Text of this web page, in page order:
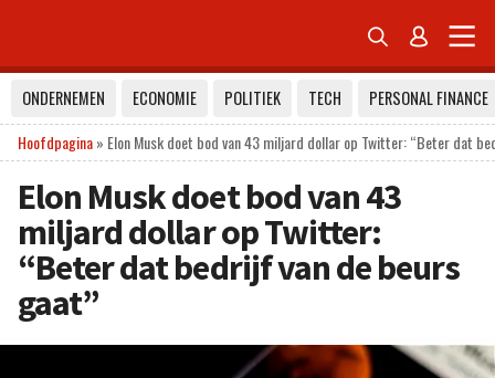
 
ONDERNEMEN ECONOMIE POLITIEK TECH
PERSONAL FINANCE
Hoofdpagina» Elon Musk doet bod van 43 miljard dollar op Twitter: “Beter dat
Elon Musk doet bod van 43
miljard dollar op Twitter:
“Beter dat bedrijf van de beurs
gaat”